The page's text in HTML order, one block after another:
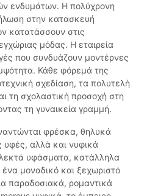
ενδυμάτων. Η πολύχρονη
στην κατασκευή
κατατάσσουν στις
μόδας. Η εταιρεία
που συνδυάζουν μοντέρνες
Κάθε φόρεμά της
σχεδίαση, τα πολυτελή
τη σχολαστική προσοχή στη
τη γυναικεία γραμμή.
φρέσκα, θηλυκά
αλλά και νυφικά
υφάσματα, κατάλληλα
μοναδικό και ξεχωριστό
παραδοσιακά, ρομαντικά